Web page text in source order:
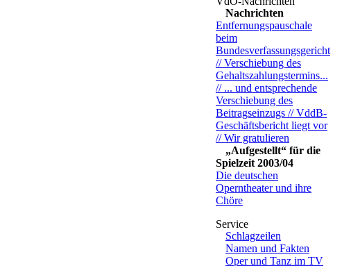
Nachrichten
Entfernungspauschale
beim
Bundesverfassungsgericht
// Verschiebung des
Gehaltszahlungstermins...
// ... und entsprechende
Verschiebung des
Beitragseinzugs // VddB-
Geschäftsbericht liegt vor
// Wir gratulieren
„Aufgestellt“ für die
Spielzeit 2003/04
Die deutschen
Operntheater und ihre
Chöre
Schlagzeilen
Namen und Fakten
Oper und Tanz im TV